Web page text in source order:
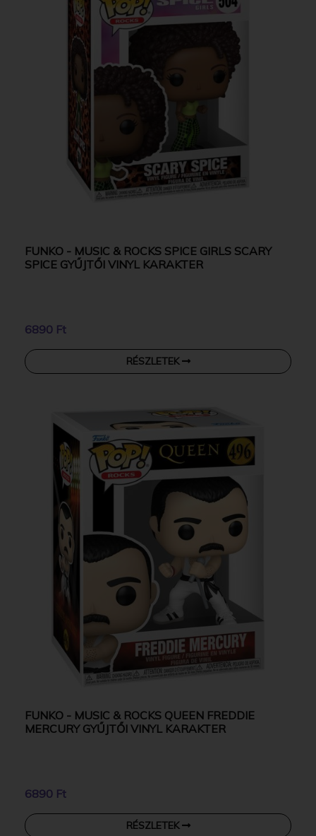
FUNKO - MUSIC & ROCKS SPICE GIRLS SCARY
SPICE GYŰJTŐI VINYL KARAKTER
6890 Ft
RÉSZLETEK
FUNKO - MUSIC & ROCKS QUEEN FREDDIE
MERCURY GYŰJTŐI VINYL KARAKTER
6890 Ft
RÉSZLETEK